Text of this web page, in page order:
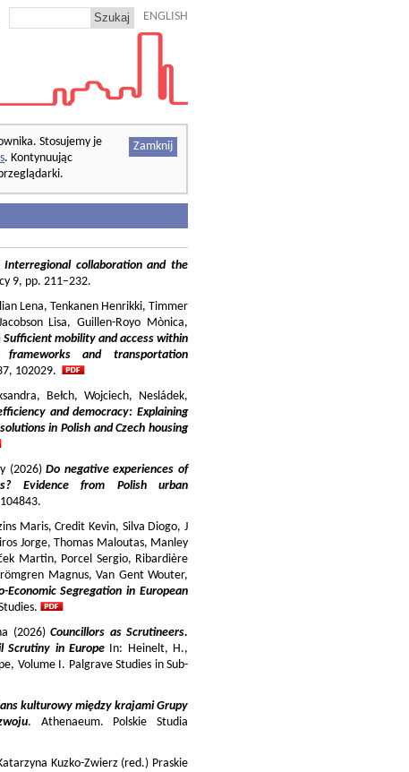
ENGLISH
Zamknij
Stosujemy je
. Kontynuując
Interregional collaboration and the
9, pp. 211–232.
Lena, Tenkanen Henrikki, Timmer
Lisa, Guillen-Royo Mònica,
Sufficient mobility and access within
and transportation
102029.
Bełch, Wojciech, Nesládek,
and democracy: Explaining
in Polish and Czech housing
(2026)Do negative experiences of
Evidence from Polish urban
Maris, Credit Kevin, Silva Diogo, J
Jorge, Thomas Maloutas, Manley
Martin, Porcel Sergio, Ribardière
Magnus, Van Gent Wouter,
Economic Segregation in European
(2026) Councillors as Scrutineers.
Scrutiny in EuropeIn: Heinelt, H.,
Volume I. Palgrave Studies in Sub-
kulturowy między krajami Grupy
. Athenaeum. Polskie Studia
Kuzko-Zwierz (red.) Praskie